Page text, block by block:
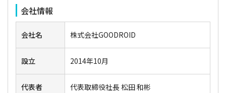
会社情報
会社名 株式会社GOODROID
設立 2014年10月
代表者 代表取締役社長 松田 和彬